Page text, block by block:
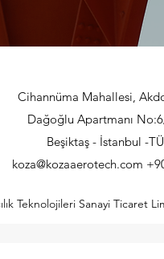
Cihannüma Mahallesi,
Dağoğlu Apartmanı
Beşiktaş - İstanbul -
koza@kozaaerotech.com
Teknolojileri Sanayi Ticaret